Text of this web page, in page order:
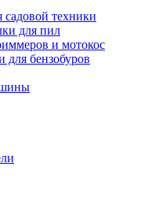
садовой техники
для пил
и мотокос
бензобуров